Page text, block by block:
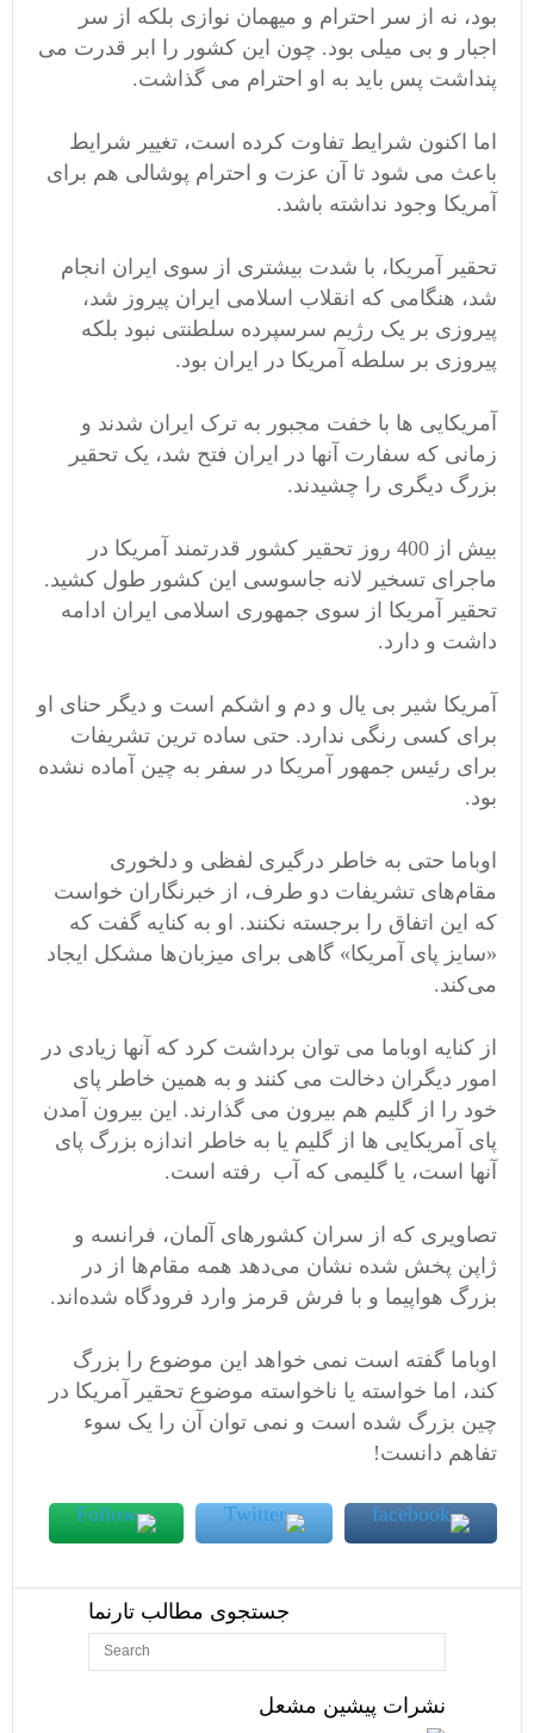
بود، نه از سر احترام و میهمان نوازی بلکه از سر
اجبار و بی میلی بود. چون این کشور را ابر قدرت می
پنداشت پس باید به او احترام می گذاشت.
اما اکنون شرایط تفاوت کرده است، تغییر شرایط
باعث می شود تا آن عزت و احترام پوشالی هم برای
آمریکا وجود نداشته باشد.
تحقیر آمریکا، با شدت بیشتری از سوی ایران انجام
شد، هنگامی که انقلاب اسلامی ایران پیروز شد،
پیروزی بر یک رژیم سرسپرده سلطنتی نبود بلکه
پیروزی بر سلطه آمریکا در ایران بود.
آمریکایی ها با خفت مجبور به ترک ایران شدند و
زمانی که سفارت آنها در ایران فتح شد، یک تحقیر
بزرگ دیگری را چشیدند.
بیش از 400 روز تحقیر کشور قدرتمند آمریکا در
ماجرای تسخیر لانه جاسوسی این کشور طول کشید.
تحقیر آمریکا از سوی جمهوری اسلامی ایران ادامه
داشت و دارد.
آمریکا شیر بی یال و دم و اشکم است و دیگر حنای او
برای کسی رنگی ندارد. حتی ساده ترین تشریفات
برای رئیس جمهور آمریکا در سفر به چین آماده نشده
بود.
اوباما حتی به خاطر درگیری لفظی و دلخوری
مقام‌های تشریفات دو طرف، از خبرنگاران خواست
که این اتفاق را برجسته نکنند. او به کنایه گفت که
«سایز پای آمریکا» گاهی برای میزبان‌ها مشکل ایجاد
می‌کند.
از کنایه اوباما می توان برداشت کرد که آنها زیادی در
امور دیگران دخالت می کنند و به همین خاطر پای
خود را از گلیم هم بیرون می گذارند. این بیرون آمدن
پای آمریکایی ها از گلیم یا به خاطر اندازه بزرگ پای
آنها است، یا گلیمی که آب رفته است.
تصاویری که از سران کشورهای آلمان، فرانسه و
ژاپن پخش شده نشان می‌دهد همه مقام‌ها از در
بزرگ هواپیما و با فرش قرمز وارد فرودگاه شده‌اند.
اوباما گفته است نمی خواهد این موضوع را بزرگ
کند، اما خواسته یا ناخواسته موضوع تحقیر آمریکا در
چین بزرگ شده است و نمی توان آن را یک سوء
تفاهم دانست!
جستجوی مطالب تارنما
نشرات پیشین مشعل